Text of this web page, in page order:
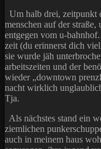
Um halb drei, zeitpunkt
menschen auf der straße,
entgegen vom u-
zeit (du erinnerst dich
sie wurde jäh
arbeitszeiten und der
wieder „downtown
nacht wirklich
Tja.
Als nächstes stand ein
ziemlichen
auch in meinem haus